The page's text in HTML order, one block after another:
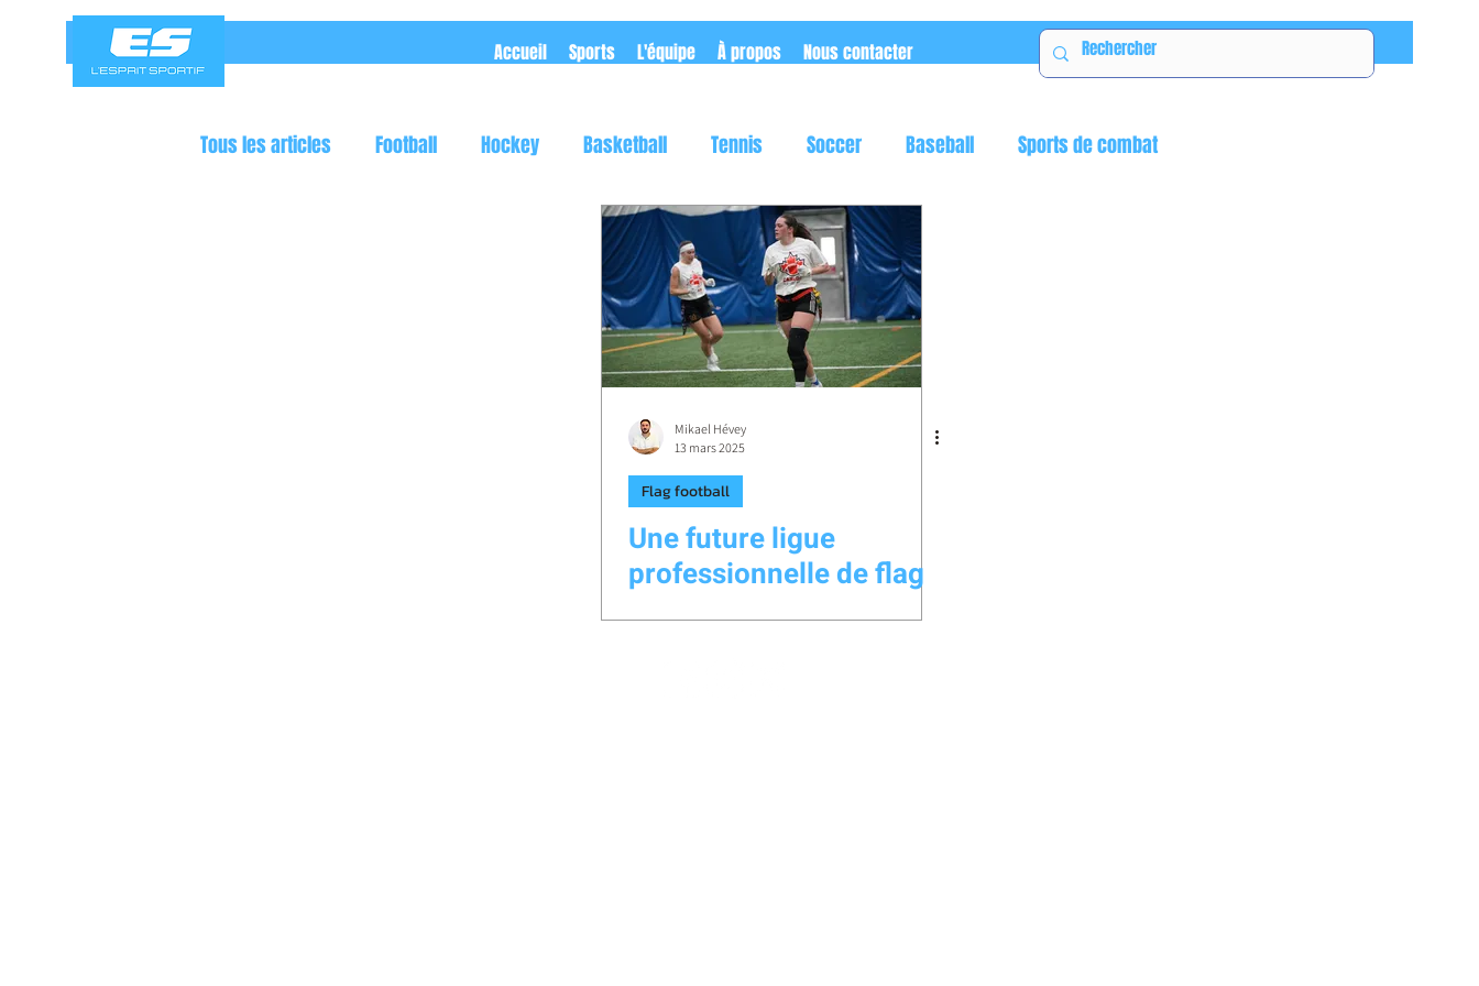
Accueil Sports L'équipe À propos Nous contacter
Tous les articles Football Hockey Basketball Tennis Soccer Baseball Sports de combat
Rugby Flag football
Mikael Hévey
13 mars 2025
Flag football
Une future ligue
professionnelle de flag
football au Canada?